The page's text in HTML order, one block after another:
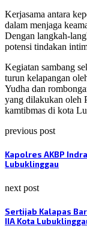
Kerjasama antara
dalam menjaga
Dengan langkah-
potensi tindakan
Kegiatan sambang
turun kelapangan
Yudha dan
yang dilakukan oleh
kamtibmas di kota
previous post
Kapolres AKBP
Lubuklinggau
next post
Sertijab Kalapas
IIA Kota